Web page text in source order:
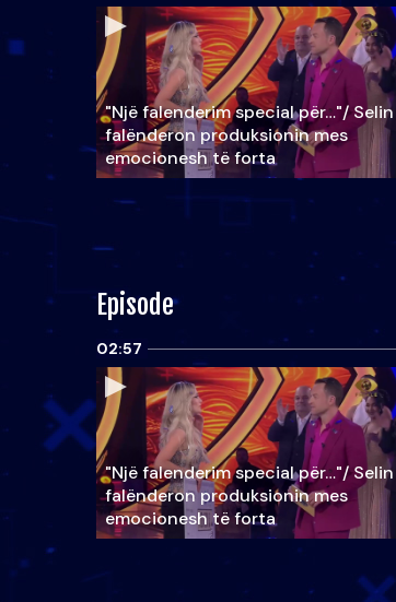
"Një falenderim special për…"/ Selin
falënderon produksionin mes
emocionesh të forta
Episode
02:57
"Një falenderim special për…"/ Selin
falënderon produksionin mes
emocionesh të forta